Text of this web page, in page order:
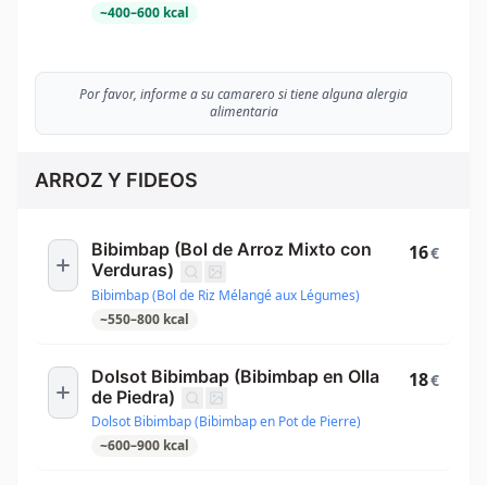
~400–600 kcal
Por favor, informe a su camarero si tiene alguna alergia
alimentaria
ARROZ Y FIDEOS
Bibimbap (Bol de Arroz Mixto con
Verduras)
Bibimbap (Bol de Riz Mélangé aux Légumes)
~550–800 kcal
16€
Dolsot Bibimbap (Bibimbap en Olla
de Piedra)
Dolsot Bibimbap (Bibimbap en Pot de Pierre)
~600–900 kcal
18€